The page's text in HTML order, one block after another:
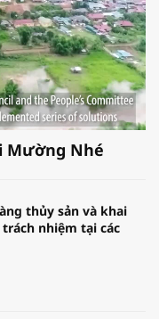
Mường Nhé
thủy sản và khai
nhiệm tại các